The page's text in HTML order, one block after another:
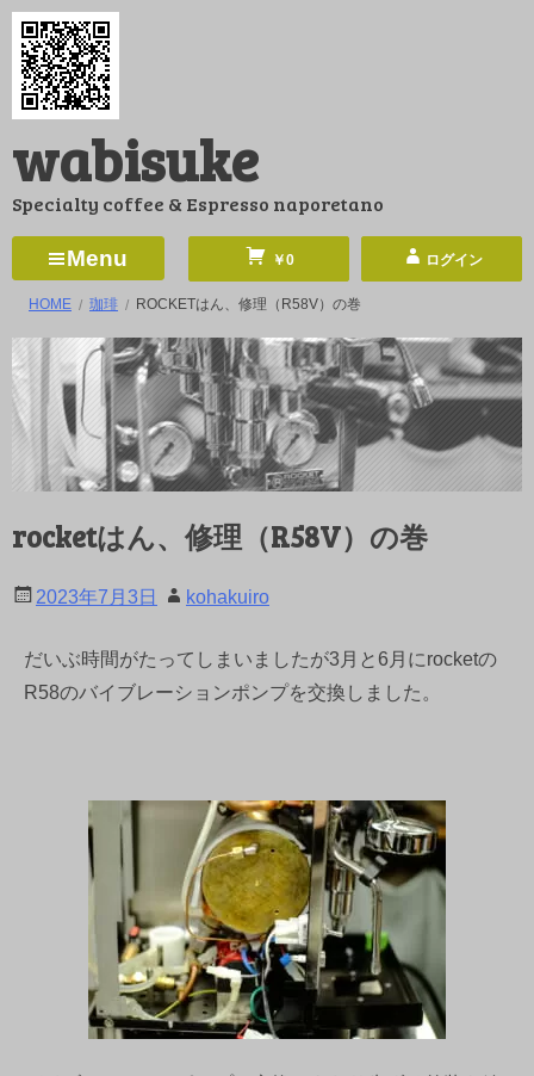
コ
ン
ツ
ス
ッ
wabisuke
Specialty coffee & Espresso naporetano
Menu ￥0 ログイン
HOME 珈琲 ROCKETはん、修理（R58V）の巻
rocketはん、修理（R58V）の巻
2023年7月3日 kohakuiro
だいぶ時間がたってしまいましたが3月と6月にrocketの
R58のバイブレーションポンプを交換しました。